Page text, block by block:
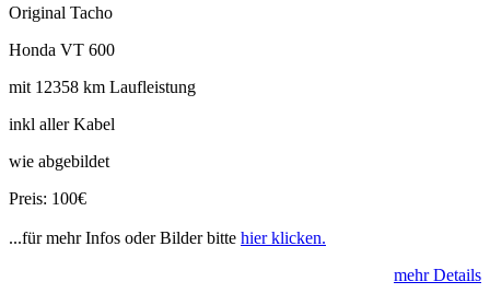
Original Tacho
Honda VT 600
mit 12358 km Laufleistung
inkl aller Kabel
wie abgebildet
Preis: 100€
...für mehr Infos oder Bilder bitte hier klicken.
mehr Details